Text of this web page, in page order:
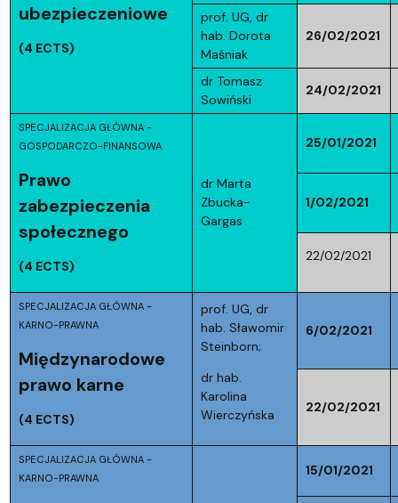
ubezpieczeniowe
(4 ECTS)
prof. UG, dr
hab. Dorota
Maśniak
26/02/2021
dr Tomasz
Sowiński
24/02/2021
SPECJALIZACJA GŁÓWNA -
GOSPODARCZO-FINANSOWA
Prawo
zabezpieczenia
społecznego
(4 ECTS)
dr Marta
Zbucka-
Gargas
25/01/2021
1/02/2021
22/02/2021
SPECJALIZACJA GŁÓWNA -
KARNO-PRAWNA
Międzynarodowe
prawo karne
(4 ECTS)
prof. UG, dr
hab. Sławomir
Steinborn;
dr hab.
Karolina
Wierczyńska
6/02/2021
22/02/2021
SPECJALIZACJA GŁÓWNA -
KARNO-PRAWNA
15/01/2021